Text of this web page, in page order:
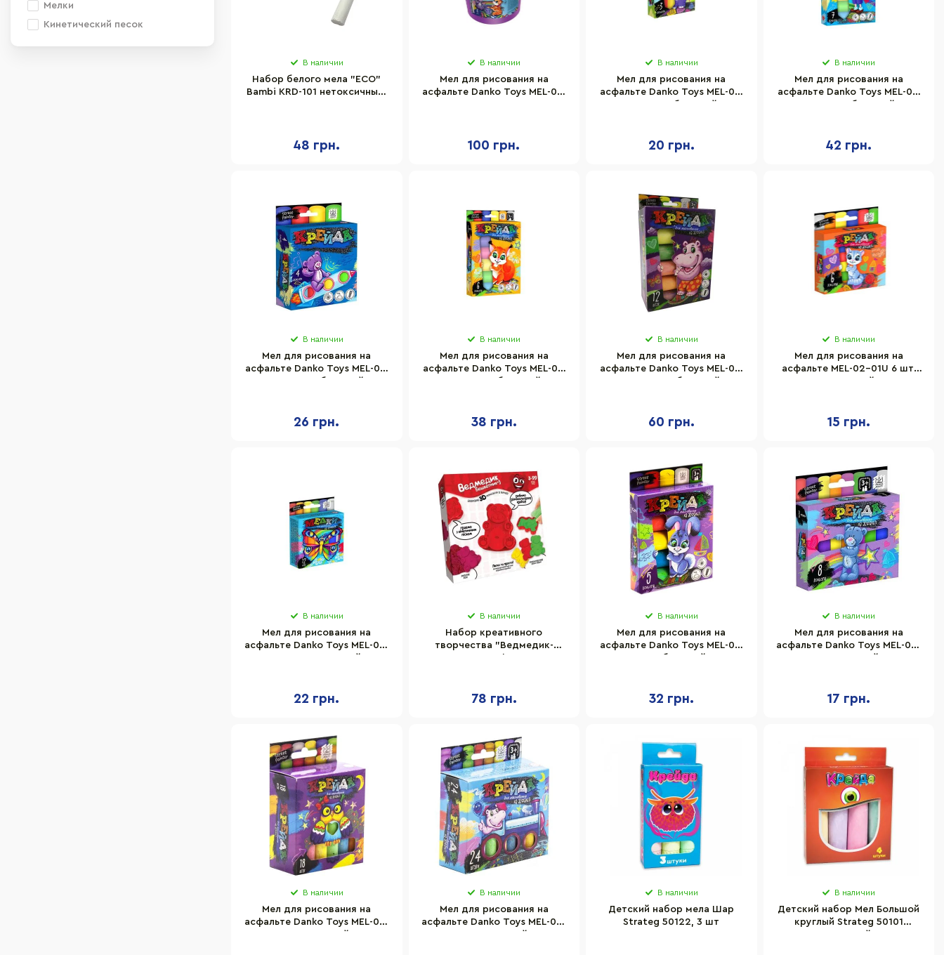
Мелки
Кинетический песок
В наличии
Набор белого мела "ECO"
Bambi KRD-101 нетоксичный,
48 грн.
В наличии
Мел для рисования на
асфальте Danko Toys MEL-03-
100 грн.
В наличии
Мел для рисования на
асфальте Danko Toys MEL-01-
20 грн.
В наличии
Мел для рисования на
асфальте Danko Toys MEL-01-
42 грн.
В наличии
Мел для рисования на
асфальте Danko Toys MEL-01-
26 грн.
В наличии
Мел для рисования на
асфальте Danko Toys MEL-01-
38 грн.
В наличии
Мел для рисования на
асфальте Danko Toys MEL-01-
60 грн.
В наличии
Мел для рисования на
асфальте MEL-02-01U 6 шт,
15 грн.
В наличии
Мел для рисования на
асфальте Danko Toys MEL-02-
22 грн.
В наличии
Набор креативного
творчества "Ведмедик-
78 грн.
В наличии
Мел для рисования на
асфальте Danko Toys MEL-01-
32 грн.
В наличии
Мел для рисования на
асфальте Danko Toys MEL-02-
17 грн.
В наличии
Мел для рисования на
асфальте Danko Toys MEL-02-
В наличии
Мел для рисования на
асфальте Danko Toys MEL-02-
В наличии
Детский набор мела Шар
Strateg 50122, 3 шт
В наличии
Детский набор Мел Большой
круглый Strateg 50101